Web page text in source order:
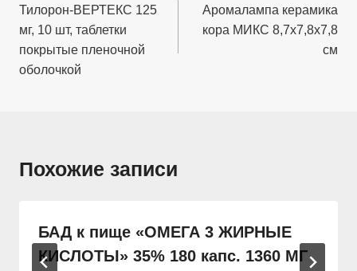
по
записям
Тилорон-ВЕРТЕКС 125
мг, 10 шт, таблетки
покрытые пленочной
оболочкой
Аромалампа керамика
кора МИКС 8,7х7,8х7,8
см
Похожие записи
БАД к пище «ОМЕГА 3 ЖИРНЫЕ
КИСЛОТЫ» 35% 180 капс. 1360 МГ